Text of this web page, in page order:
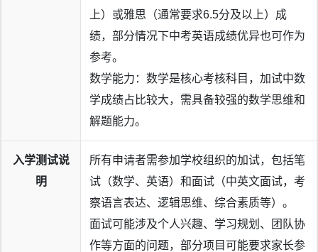
上）或雅思（通常要求6.5分及以上）成
绩，部分情况下中考英语成绩优异也可作为
参考。
数学能力：数学是核心考核科目，加试中数
学成绩占比较大，需具备较强的数学思维和
解题能力。
入学测试说
明
所有申请者需参加学校组织的加试，包括笔
试（数学、英语）和面试（中英文面试，考
察语言表达、逻辑思维、综合素质等）。
面试可能涉及个人兴趣、学习规划、团队协
作等方面的问题，部分项目可能要求家长参